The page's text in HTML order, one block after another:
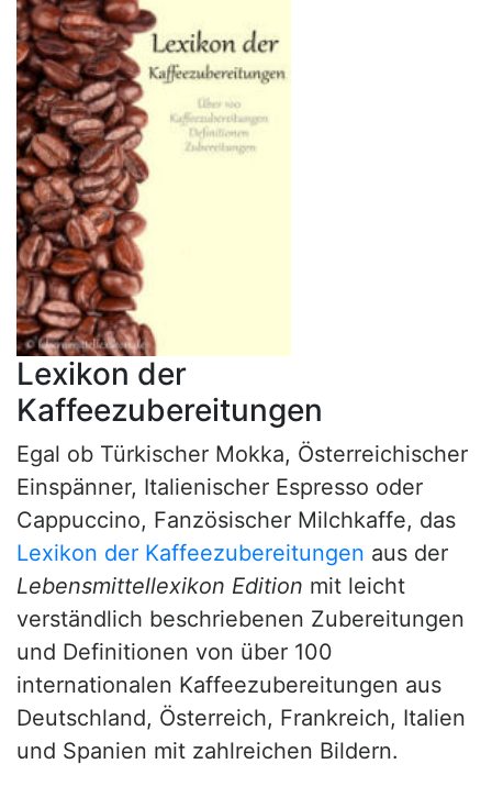
Lexikon der
Kaffeezubereitungen
Egal ob Türkischer Mokka, Österreichischer
Einspänner, Italienischer Espresso oder
Cappuccino, Fanzösischer Milchkaffe, das
Lexikon der Kaffeezubereitungen aus der
Lebensmittellexikon Edition mit leicht
verständlich beschriebenen Zubereitungen
und Definitionen von über 100
internationalen Kaffeezubereitungen aus
Deutschland, Österreich, Frankreich, Italien
und Spanien mit zahlreichen Bildern.